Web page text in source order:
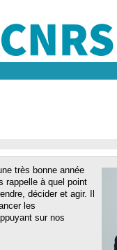
très bonne année
rappelle à quel point
décider et agir. Il
les
sur nos